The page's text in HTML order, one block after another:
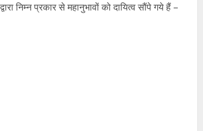
निम्न प्रकार से महानुभावों को दायित्व सौंपे गये हैं –